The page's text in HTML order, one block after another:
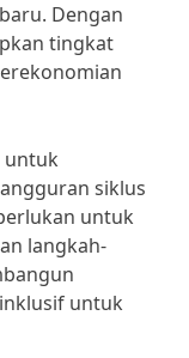
Dengan
tingkat
untuk
siklus
untuk
langkah-
untuk